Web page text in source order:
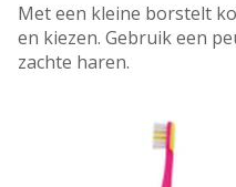
Met een kleine borstelt
en kiezen. Gebruik een
zachte haren.